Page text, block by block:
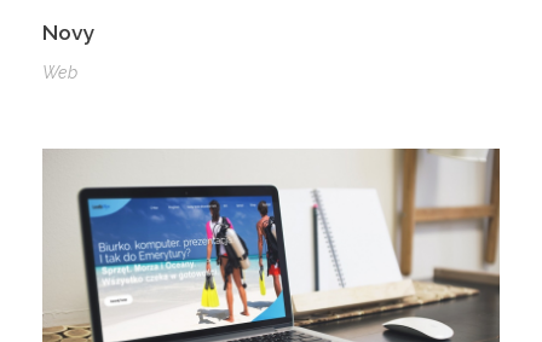
Novy
Web